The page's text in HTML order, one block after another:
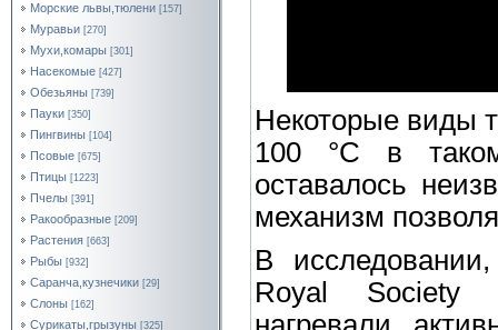
Морские львы,тюлени [157]
Муравьи [270]
Мухи,комары [301]
Насекомые [427]
Обезьяны [739]
Пауки [350]
Пингвины [104]
Псовые [675]
Птицы [1223]
Пчелы [391]
Ракообразные [209]
Растения [663]
Рыбы [932]
Саранча,кузнечики [29]
Слоны [162]
Сурикаты,грызуны [325]
Некоторые виды
100 °C в
оставалось
механизм
В
Royal Society